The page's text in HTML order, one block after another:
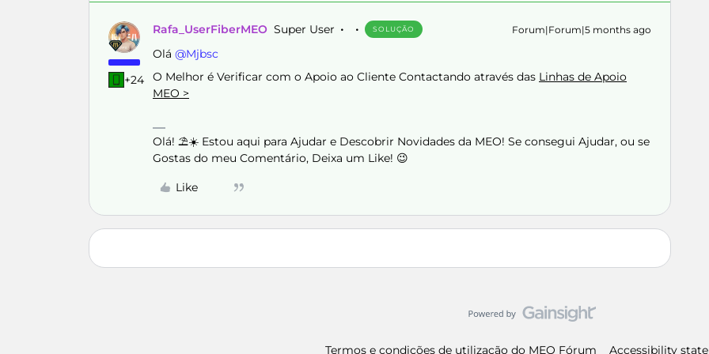
+24
Rafa_UserFiberMEO Super User SOLUÇÃO Forum|Forum|5 months ago
Olá ​ @Mjbsc
O Melhor é Verificar com o Apoio ao Cliente Contactando através das Linhas de Apoio
MEO >
Olá! ⛱️☀️ Estou aqui para Ajudar e Descobrir Novidades da MEO! Se consegui Ajudar, ou se
Gostas do meu Comentário, Deixa um Like! 😉
Like
Termos e condições de utilização do MEO Fórum Accessibility